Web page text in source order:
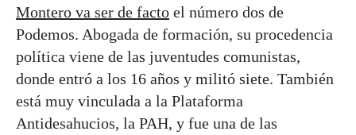
Montero va ser de facto el número dos de
Podemos. Abogada de formación, su procedencia
política viene de las juventudes comunistas,
donde entró a los 16 años y militó siete. También
está muy vinculada a la Plataforma
Antidesahucios, la PAH, y fue una de las